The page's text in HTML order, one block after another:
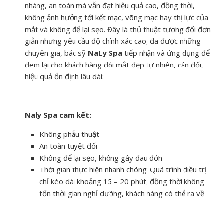
nhàng, an toàn mà vẫn đạt hiệu quả cao, đồng thời,
không ảnh hưởng tới kết mạc, võng mạc hay thị lực của
mắt và không để lại sẹo. Đây là thủ thuật tương đối đơn
giản nhưng yêu cầu độ chính xác cao, đã được những
chuyên gia, bác sỹ NaLy Spa tiếp nhận và ứng dụng để
đem lại cho khách hàng đôi mắt đẹp tự nhiên, cân đối,
hiệu quả ổn định lâu dài:
Naly Spa cam kết:
Không phẫu thuật
An toàn tuyệt đối
Không để lại sẹo, không gây đau đớn
Thời gian thực hiện nhanh chóng: Quá trình điều trị
chỉ kéo dài khoảng 15 – 20 phút, đồng thời không
tốn thời gian nghỉ dưỡng, khách hàng có thể ra về